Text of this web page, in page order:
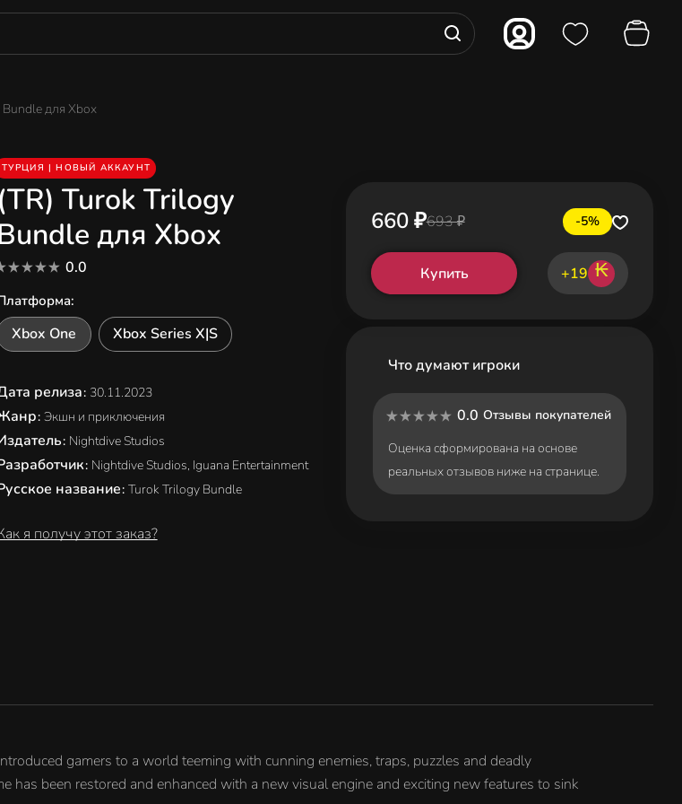
для Xbox
ТУРЦИЯ | НОВЫЙ АККАУНТ
(TR) Turok Trilogy
для Xbox
0.0
:
Xbox One Xbox Series X|S
релиза: 30.11.2023
: Экшн и приключения
: Nightdive Studios
: Nightdive Studios, Iguana Entertainment
название: Turok Trilogy Bundle
я получу этот заказ?
660 ₽693 ₽ -5%
Купить +19 ₭
Что думают игроки
0.0 Отзывы покупателей
Оценка сформирована на основе
реальных отзывов ниже на странице.
gamers to a world teeming with cunning enemies, traps, puzzles and deadly
been restored and enhanced with a new visual engine and exciting new features to sink